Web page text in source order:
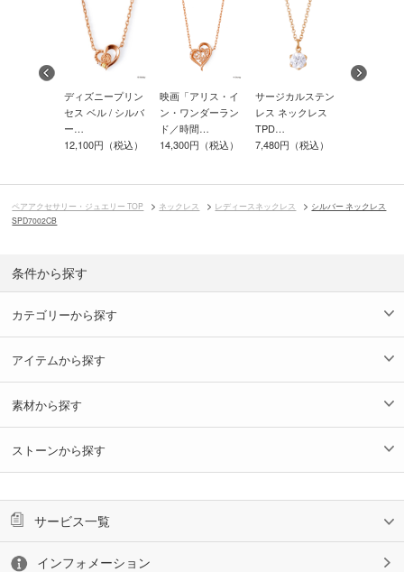
ディズニープリン
セス ベル / シルバ
ー…
12,100円（税込）
映画「アリス・イ
ン・ワンダーラン
ド／時間…
14,300円（税込）
サージカルステン
レス ネックレス
TPD…
7,480円（税込）
ペアアクセサリー・ジュエリー TOP ネックレス レディースネックレス
シルバー ネックレス
SPD7002CB
条件から探す
カテゴリーから探す
アイテムから探す
素材から探す
ストーンから探す
サービス一覧
インフォメーション